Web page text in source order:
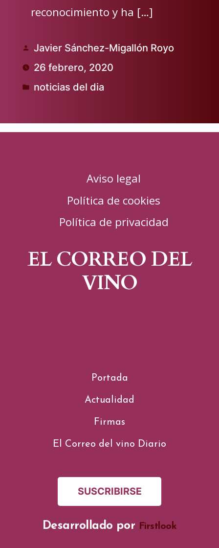
reconocimiento y ha […]
Publicado
por
Javier Sánchez-Migallón Royo
26 febrero, 2020
Publicado
noticias del dia
Aviso legal
Política de cookies
Política de privacidad
EL CORREO DEL
VINO
Portada
Actualidad
Firmas
El Correo del vino Diario
SUSCRIBIRSE
Desarrollado por Firstlook